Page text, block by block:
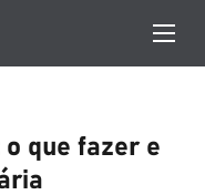
o que fazer e